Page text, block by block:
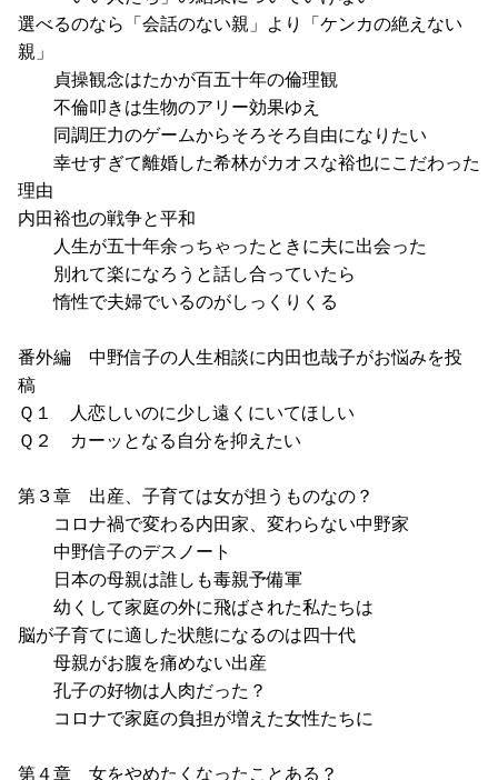
選べるのなら「会話のない親」より「ケンカの絶えない
親」
貞操観念はたかが百五十年の倫理観
不倫叩きは生物のアリー効果ゆえ
同調圧力のゲームからそろそろ自由になりたい
幸せすぎて離婚した希林がカオスな裕也にこだわった
理由
内田裕也の戦争と平和
人生が五十年余っちゃったときに夫に出会った
別れて楽になろうと話し合っていたら
惰性で夫婦でいるのがしっくりくる
番外編 中野信子の人生相談に内田也哉子がお悩みを投
稿
Ｑ１ 人恋しいのに少し遠くにいてほしい
Ｑ２ カーッとなる自分を抑えたい
第３章 出産、子育ては女が担うものなの？
コロナ禍で変わる内田家、変わらない中野家
中野信子のデスノート
日本の母親は誰しも毒親予備軍
幼くして家庭の外に飛ばされた私たちは
脳が子育てに適した状態になるのは四十代
母親がお腹を痛めない出産
孔子の好物は人肉だった？
コロナで家庭の負担が増えた女性たちに
第４章 女をやめたくなったことある？